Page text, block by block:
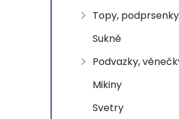
Topy, podprsenky
Sukně
Podvazky,
Mikiny
Svetry